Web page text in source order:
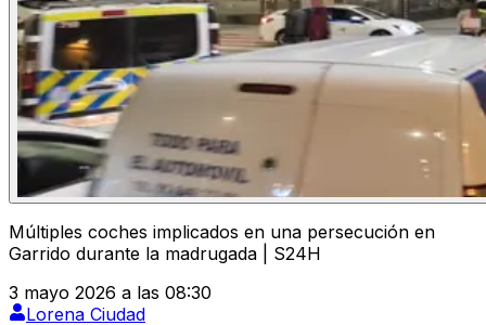
Múltiples coches implicados en una persecución en
Garrido durante la madrugada | S24H
3 mayo 2026 a las 08:30
Lorena Ciudad